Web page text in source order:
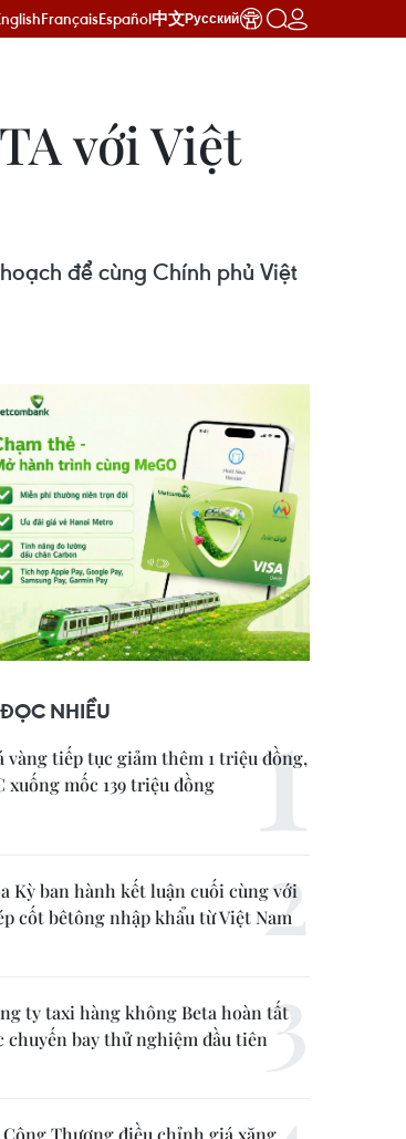
FrançaisEspañol中文Русский
với Việt
để cùng Chính phủ Việt
ĐỌC NHIỀU
vàng tiếp tục giảm thêm 1 triệu đồng,
xuống mốc 139 triệu đồng
Kỳ ban hành kết luận cuối cùng với
cốt bêtông nhập khẩu từ Việt Nam
ty taxi hàng không Beta hoàn tất
chuyến bay thử nghiệm đầu tiên
Công Thương điều chỉnh giá xăng